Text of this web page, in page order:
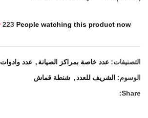
223 People watching this product now!
التصنيفات: عدد خاصة بمراكز الصيانة , عدد وادوات
الوسوم: الشريف للعدد, شنطة قماش
Share: